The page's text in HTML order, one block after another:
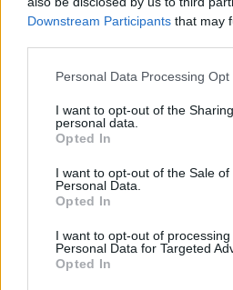
Downstream Participants that may
Please note that this website/app
not limited to your visit or usage
grant or deny consent to Google
use your data for below specified
consent section.
Personal Data Processing Opt
I want to opt-out of the
personal data.
Opted In
I want to opt-out of the Sale of
Personal Data.
Opted In
I want to opt-out of processing
Personal Data for Targeted
Opted In
Itt állíthatod be, hogy
keresőben könnyebben